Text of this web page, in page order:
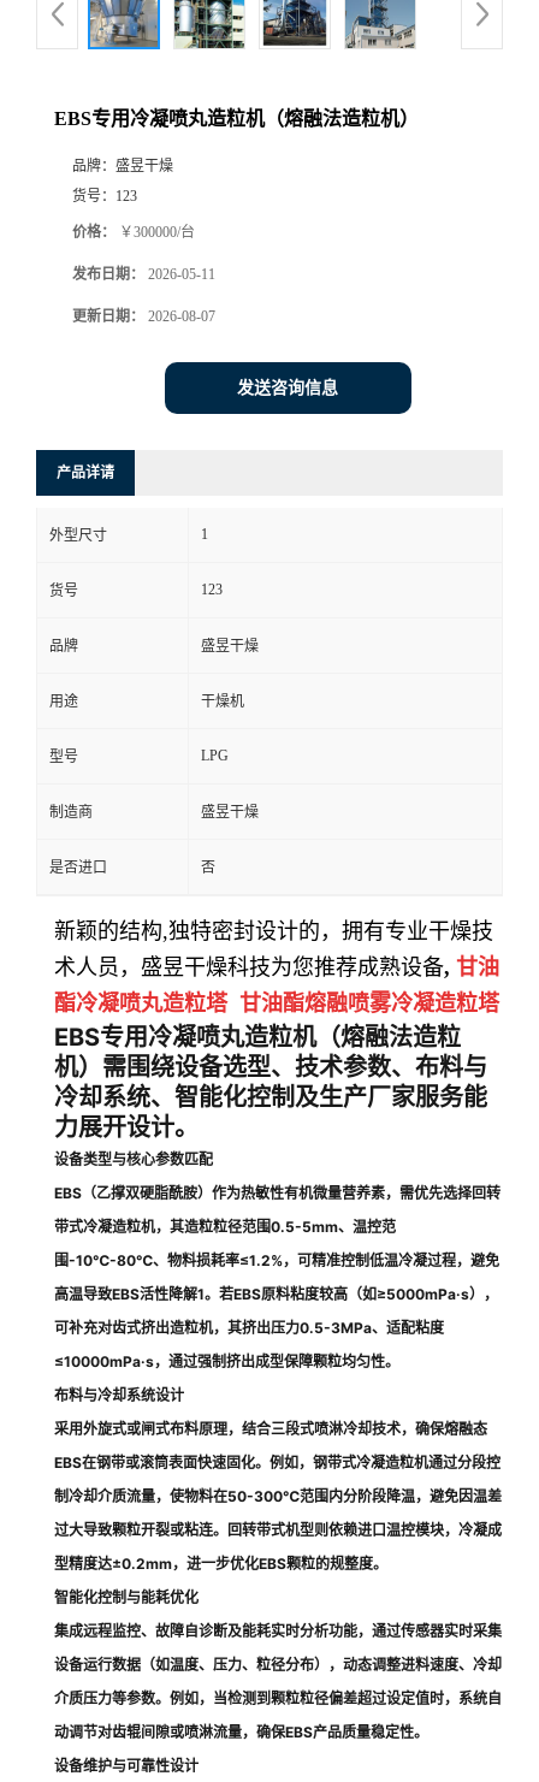
EBS专用冷凝喷丸造粒机（熔融法造粒机）
品牌： 盛昱干燥
货号： 123
价格： ￥300000/台
发布日期： 2026-05-11
更新日期： 2026-08-07
发送咨询信息
产品详请
外型尺寸 1
货号 123
品牌 盛昱干燥
用途 干燥机
型号 LPG
制造商 盛昱干燥
是否进口 否
新颖的结构,独特密封设计的，拥有专业干燥技
术人员， 盛昱干燥科技为您推荐成熟设备, 甘油
酯冷凝喷丸造粒塔 甘油酯熔融喷雾冷凝造粒塔
EBS专用冷凝喷丸造粒机（熔融法造粒
机）需围绕设备选型、技术参数、布料与
冷却系统、智能化控制及生产厂家服务能
力展开设计。
设备类型与核心参数匹配
EBS（乙撑双硬脂酰胺）作为热敏性有机微量营养素，需优先选择回转
带式冷凝造粒机，其造粒粒径范围0.5-5mm、温控范
围-10℃-80℃、物料损耗率≤1.2%，可精准控制低温冷凝过程，避免
高温导致EBS活性降解1。若EBS原料粘度较高（如≥5000mPa·s），
可补充对齿式挤出造粒机，其挤出压力0.5-3MPa、适配粘度
≤10000mPa·s，通过强制挤出成型保障颗粒均匀性。
布料与冷却系统设计
采用外旋式或闸式布料原理，结合三段式喷淋冷却技术，确保熔融态
EBS在钢带或滚筒表面快速固化。例如，钢带式冷凝造粒机通过分段控
制冷却介质流量，使物料在50-300℃范围内分阶段降温，避免因温差
过大导致颗粒开裂或粘连。回转带式机型则依赖进口温控模块，冷凝成
型精度达±0.2mm，进一步优化EBS颗粒的规整度。
智能化控制与能耗优化
集成远程监控、故障自诊断及能耗实时分析功能，通过传感器实时采集
设备运行数据（如温度、压力、粒径分布），动态调整进料速度、冷却
介质压力等参数。例如，当检测到颗粒粒径偏差超过设定值时，系统自
动调节对齿辊间隙或喷淋流量，确保EBS产品质量稳定性。
设备维护与可靠性设计